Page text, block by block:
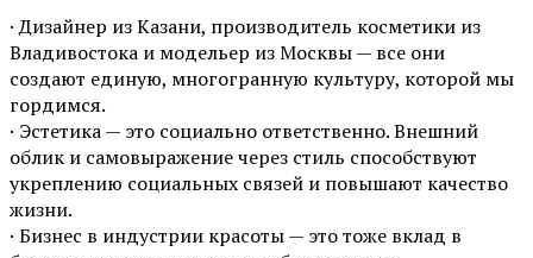
· Дизайнер из Казани, производитель косметики из
Владивостока и модельер из Москвы — все они
создают единую, многогранную культуру, которой мы
гордимся.
· Эстетика — это социально ответственно. Внешний
облик и самовыражение через стиль способствуют
укреплению социальных связей и повышают качество
жизни.
· Бизнес в индустрии красоты — это тоже вклад в